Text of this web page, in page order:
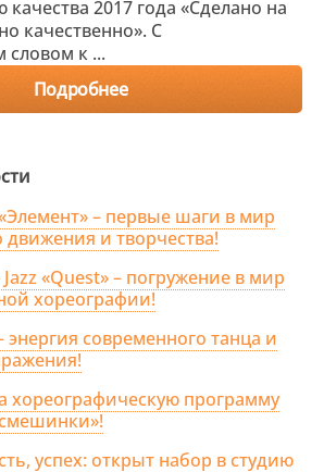
2017 года «Сделано на
качественно». С
словом к ...
Подробнее
– первые шаги в мир
движения и творчества!
«Quest» – погружение в мир
хореографии!
энергия современного танца и
хореографическую программу
успех: открыт набор в студию